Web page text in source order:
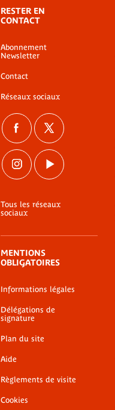
RESTER EN
CONTACT
Abonnement
Newsletter
Contact
Réseaux sociaux
Tous les réseaux
sociaux
MENTIONS
OBLIGATOIRES
Informations légales
Délégations de
signature
Plan du site
Aide
Règlements de visite
Cookies